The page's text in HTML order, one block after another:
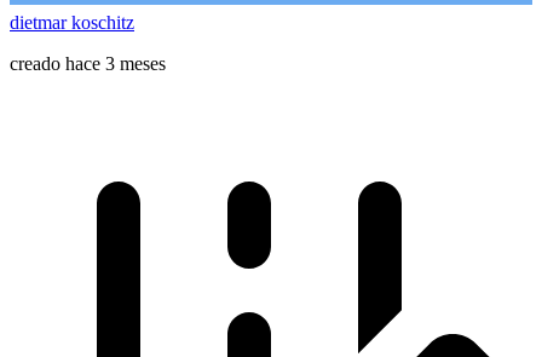
dietmar koschitz
creado hace 3 meses